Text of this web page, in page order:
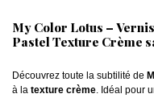
My Color Lotus –
Pastel Texture Crème
Découvrez toute la subtilité de
à la texture crème. Idéal pour